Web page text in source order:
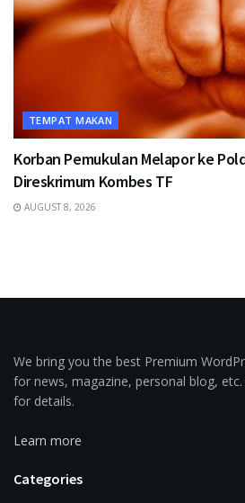
TEMPAT MAKAN
Korban Pemukulan Melapor ke
Direskrimum Kombes TF
AUGUST 8, 2026
We bring you the best Premium
for news, magazine, personal blog,
for details.
Learn more
Categories